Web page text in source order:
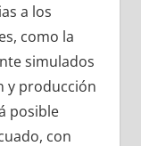
a los
como la
simulados
y producción
posible
con